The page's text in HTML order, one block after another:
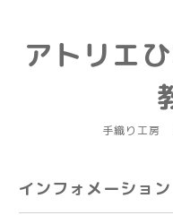
アトリエ
手織り工房
インフォメーション